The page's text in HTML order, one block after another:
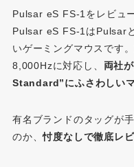
Pulsar eS FS-1をレビュ
Pulsar eS FS-1はPulsar
いゲーミングマウスです
8,000Hzに対応し、 両社
Standard”にふさわしい
有名ブランドのタッグが
のか、忖度なしで徹底レ